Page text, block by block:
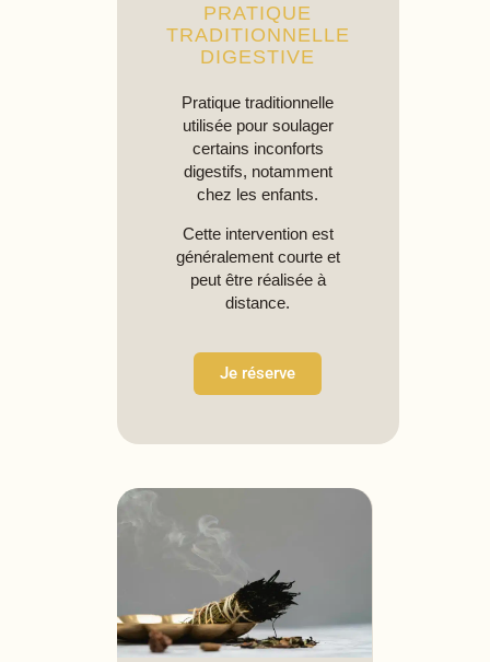
PRATIQUE
TRADITIONNELLE
DIGESTIVE
Pratique traditionnelle
utilisée pour soulager
certains inconforts
digestifs, notamment
chez les enfants.
Cette intervention est
généralement courte et
peut être réalisée à
distance.
Je réserve